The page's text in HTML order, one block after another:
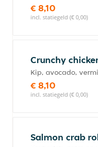
€ 8,10
incl. statiegeld (€ 0,00)
Crunchy
Kip, avocado,
€ 8,10
incl. statiegeld (€ 0,00)
Salmon crab